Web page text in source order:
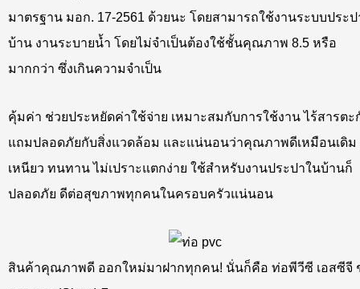
มาตรฐาน มอก. 17-2561 ด้วยนะ โดยสามารถใช้งานระบบประป
บ้าน งานระบายน้ำ โดยไม่จำเป็นต้องใช้ชั้นคุณภาพ 8.5 หรือ
มากกว่า ซึ่งเกินความจำเป็น
คุ้มค่า ช่วยประหยัดค่าใช้จ่าย เหมาะสมกับการใช้งาน ไร้สารตะ
แถมปลอดภัยกับสิ่งแวดล้อม และแน่นอนว่าคุณภาพดีเหมือนเดิม
เหนียว ทนทาน ไม่เปราะแตกง่าย ใช้สำหรับงานประปาในบ้านก็
ปลอดภัย ดีต่อสุขภาพทุกคนในครอบครัวแน่นอน
สินค้าคุณภาพดี ออกใหม่มาฝากทุกคน! นั่นก็คือ ท่อพีวีซี เอสซีจี